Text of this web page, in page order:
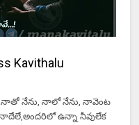
Kavithalu
నేను, నాలో నేను, నావెంట
ఉన్నా నీవులేక